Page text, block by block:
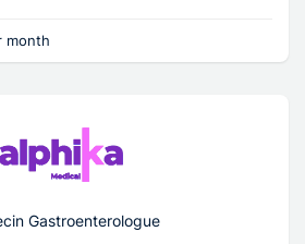
month
Gastroenterologue